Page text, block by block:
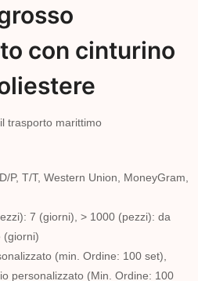
con cinturino
trasporto marittimo
P, T/T, Western Union, MoneyGram,
7 (giorni), > 1000 (pezzi): da
(giorni)
(min. Ordine: 100 set),
personalizzato (Min. Ordine: 100